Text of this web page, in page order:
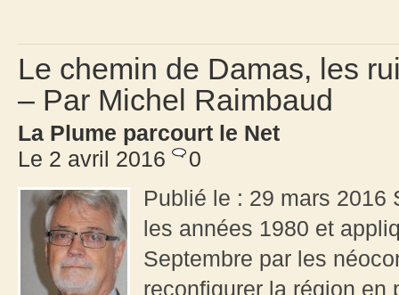
Le chemin de Damas, les
– Par Michel Raimbaud
La Plume parcourt le Net
Le 2 avril 2016
0
Publié le : 29 mars 2016
les années 1980 et
Septembre par les
reconfigurer la région en